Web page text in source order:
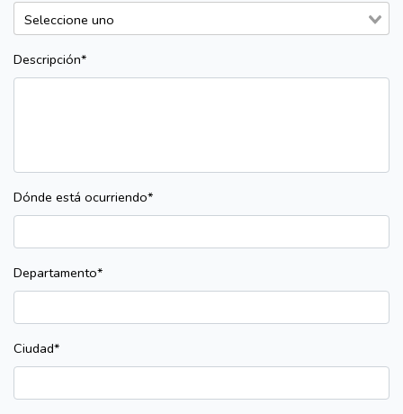
Descripción*
Dónde está ocurriendo*
Departamento*
Ciudad*